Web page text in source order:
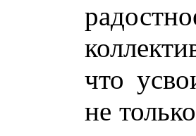
что
не